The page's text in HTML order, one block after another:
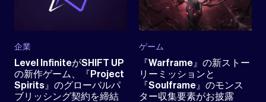
企業
Level InfiniteがSHIFT UP
の新作ゲーム、『Project
Spirits』のグローバルパ
ブリッシング契約を締結
ゲーム
『Warframe』の新ストー
リーミッションと
『Soulframe』のモンス
ター収集要素がお披露